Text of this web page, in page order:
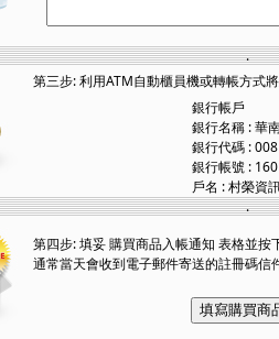
.
第三步: 利用ATM自動櫃員機或轉帳方式
銀行帳戶
銀行名稱 : 華
銀行代碼 : 008
銀行帳號 :
戶名 : 村榮資
.
第四步: 填妥 購買商品入帳通知 表格並按
通常當天會收到電子郵件寄送的註冊碼信